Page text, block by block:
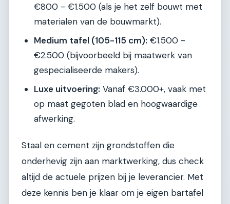
€800 - €1.500 (als je het zelf bouwt met
materialen van de bouwmarkt).
Medium tafel (105-115 cm): €1.500 -
€2.500 (bijvoorbeeld bij maatwerk van
gespecialiseerde makers).
Luxe uitvoering: Vanaf €3.000+, vaak met
op maat gegoten blad en hoogwaardige
afwerking.
Staal en cement zijn grondstoffen die
onderhevig zijn aan marktwerking, dus check
altijd de actuele prijzen bij je leverancier. Met
deze kennis ben je klaar om je eigen bartafel